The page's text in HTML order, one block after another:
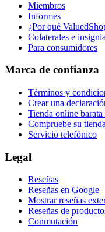
Miembros
Informes
¿Por qué
Colaterales e
Para consumidores
Marca de confianza
Términos y
Crear una
Tienda online
Compruebe su
Servicio telefónico
Legal
Reseñas
Reseñas en Google
Mostrar reseñas
Reseñas de
Conmutación